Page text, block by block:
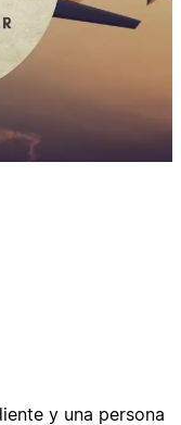
y una persona